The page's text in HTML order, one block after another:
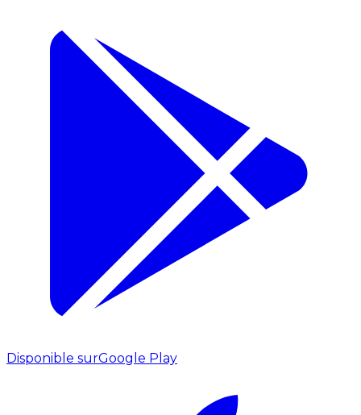
Disponible surGoogle Play